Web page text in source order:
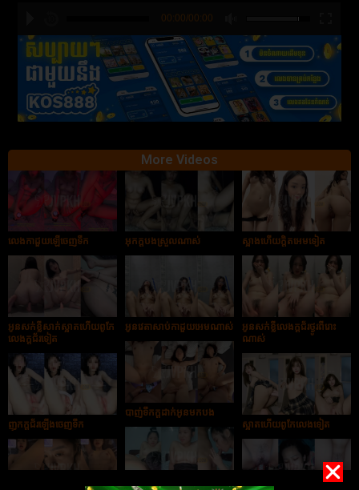
hd2880
hd2160
hd2160
hd1440
highres
hd1080
hd720
large
medium
small
tiny
00:00/00:00
More Videos
លេងកាដួយឡើចេញទឹក អុកក្ដបងស្រួលណាស់ ស្អាងហើយក្ដិតអេមទៀត
អូនសក់ខ្លីសាក់ស្អាតហើយពូកែ
លេងក្ដជ័រទៀត
អូនវេតាសាប់កាដួយអេមណាស់
អូនសក់ខ្លីលេងក្ដជ័រថ្ងូរពីរោះ
ណាស់
ញុកក្ដជ័រឡើងចេញទឹក
បាញ់ទឹកក្ដដាក់អូនមកបង
ស្អាតហើយពូកែលេងទៀត